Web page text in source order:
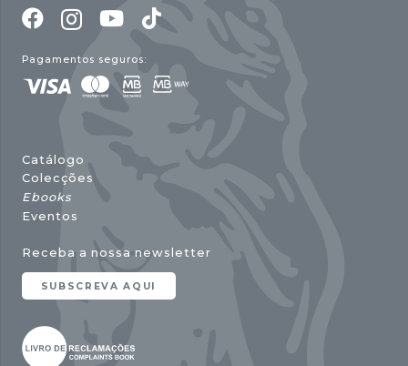
Pagamentos seguros:
Catálogo
Colecções
Ebooks
Eventos
Receba a nossa newsletter
SUBSCREVA AQUI